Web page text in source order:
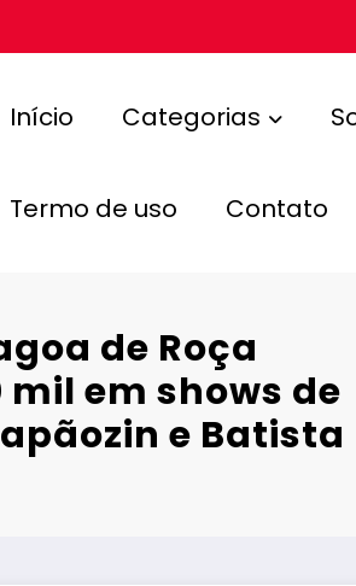
Início Categorias
Termo de uso Contato
de Roça
mil em shows de
e Batista